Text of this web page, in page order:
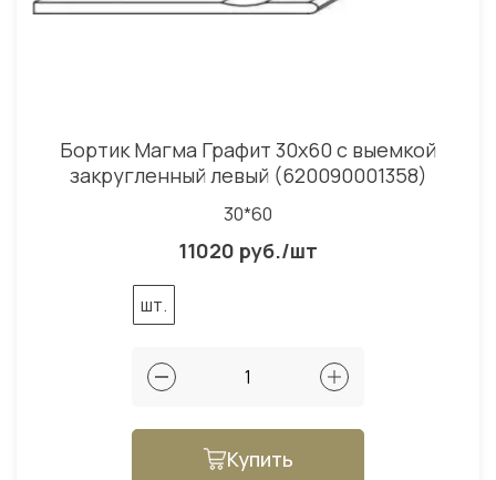
Бортик Магма Графит 30x60 с выемкой
закругленный левый (620090001358)
30*60
11020 руб./шт
шт.
Купить